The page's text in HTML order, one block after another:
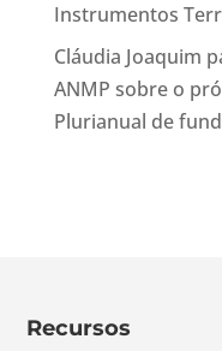
Instrumentos
Cláudia Joaquim
ANMP sobre o
Plurianual de
Recursos